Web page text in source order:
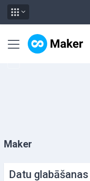
Sānu panelis
Maker
Datu